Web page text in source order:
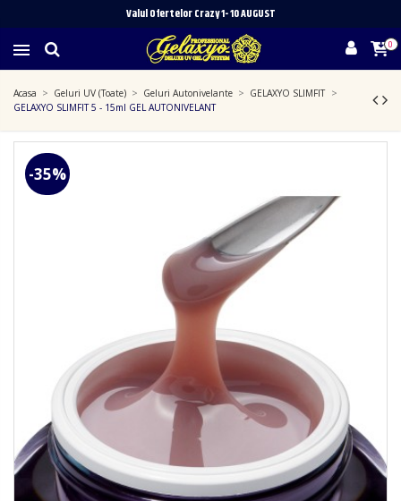
Valul Ofertelor Crazy 1- 10 AUGUST
0
Acasa Geluri UV (Toate) Geluri Autonivelante
GELAXYO SLIMFIT
GELAXYO SLIMFIT 5 - 15ml GEL AUTONIVELANT
-35%